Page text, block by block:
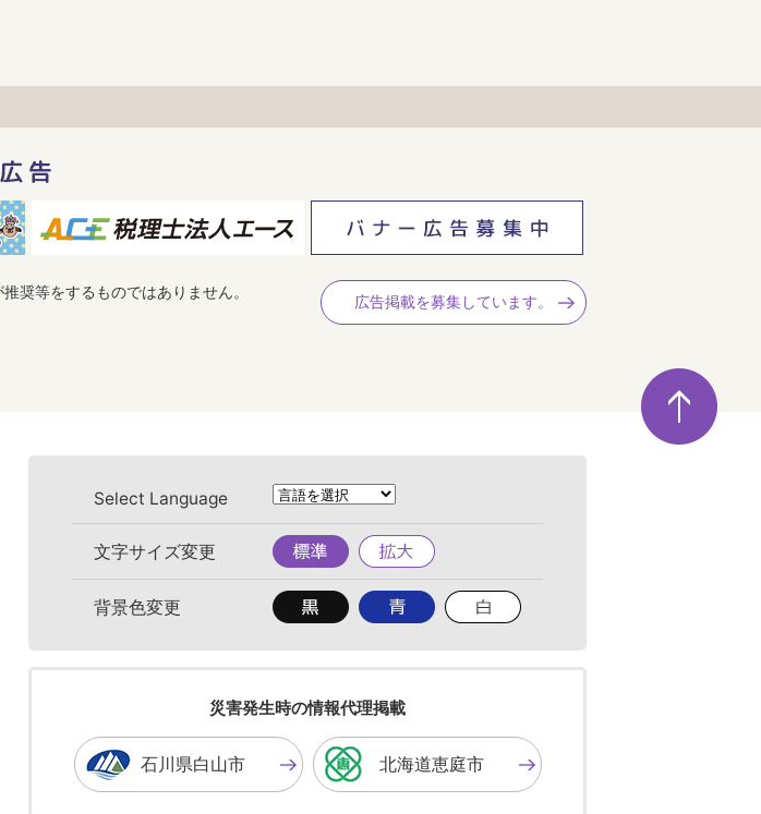
広告
奨等をするものではありません。
広告掲載を募集しています。
ペ
ー
ジ
の
Select Language
文字サイズ変更
標
準
拡
大
背景色変更
背
景
色
す
る
背
景
色
る
背
景
る
災害発生時の情報代理掲載
石川県白山市 北海道恵庭市